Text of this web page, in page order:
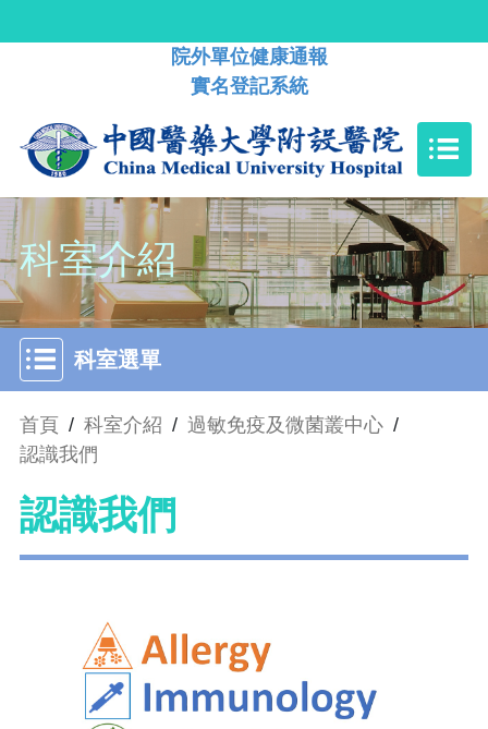
院外單位健康通報
實名登記系統
科室介紹
科室選單
首頁 / 科室介紹 / 過敏免疫及微菌叢中心 /
認識我們
認識我們